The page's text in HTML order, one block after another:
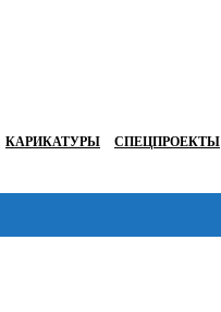
КАРИКАТУРЫ СПЕЦПРОЕКТЫ